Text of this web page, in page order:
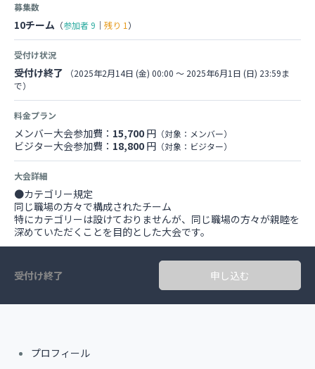
募集数
10チーム （参加者9 ｜ 残り 1 ）
受付け状況
受付け終了
（2025年2月14日 (金) 00:00 〜 2025年6月1日 (日) 23:59ま
で）
料金プラン
メンバー大会参加費： 15,700 円 （対象：メンバー）
ビジター大会参加費： 18,800 円 （対象：ビジター）
大会詳細
●カテゴリー規定
同じ職場の方々で構成されたチーム
特にカテゴリーは設けておりませんが、同じ職場の方々が親睦を
深めていただくことを目的とした大会です。
受付け終了 申し込む
プロフィール